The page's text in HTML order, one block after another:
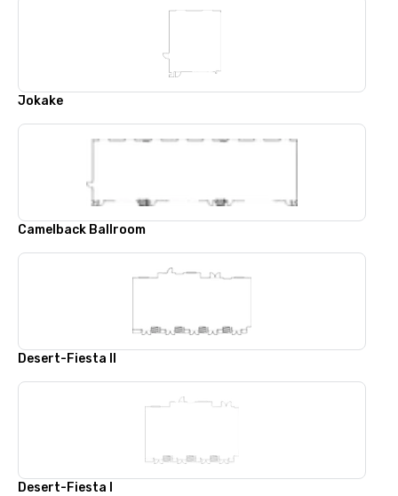
Jokake
Camelback Ballroom
Desert-Fiesta II
Desert-Fiesta I